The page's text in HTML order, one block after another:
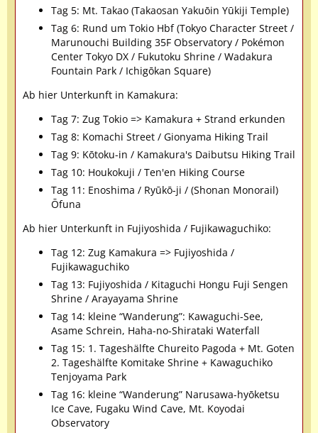
Tag 5: Mt. Takao (Takaosan Yakuōin Yūkiji Temple)
Tag 6: Rund um Tokio Hbf (Tokyo Character Street /
Marunouchi Building 35F Observatory / Pokémon
Center Tokyo DX / Fukutoku Shrine / Wadakura
Fountain Park / Ichigōkan Square)
Ab hier Unterkunft in Kamakura:
Tag 7: Zug Tokio => Kamakura + Strand erkunden
Tag 8: Komachi Street / Gionyama Hiking Trail
Tag 9: Kōtoku-in / Kamakura's Daibutsu Hiking Trail
Tag 10: Houkokuji / Ten'en Hiking Course
Tag 11: Enoshima / Ryūkō-ji / (Shonan Monorail)
Ōfuna
Ab hier Unterkunft in Fujiyoshida / Fujikawaguchiko:
Tag 12: Zug Kamakura => Fujiyoshida /
Fujikawaguchiko
Tag 13: Fujiyoshida / Kitaguchi Hongu Fuji Sengen
Shrine / Arayayama Shrine
Tag 14: kleine “Wanderung”: Kawaguchi-See,
Asame Schrein, Haha-no-Shirataki Waterfall
Tag 15: 1. Tageshälfte Chureito Pagoda + Mt. Goten
2. Tageshälfte Komitake Shrine + Kawaguchiko
Tenjoyama Park
Tag 16: kleine “Wanderung” Narusawa-hyōketsu
Ice Cave, Fugaku Wind Cave, Mt. Koyodai
Observatory